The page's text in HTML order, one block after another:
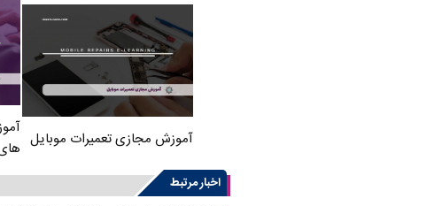
آموزش مجازی تعمیرات موبایل
اخبار مرتبط